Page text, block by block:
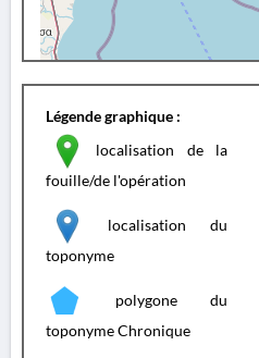
Légende graphique :
localisation de la
fouille/de l'opération
localisation du
toponyme
polygone du
toponyme Chronique